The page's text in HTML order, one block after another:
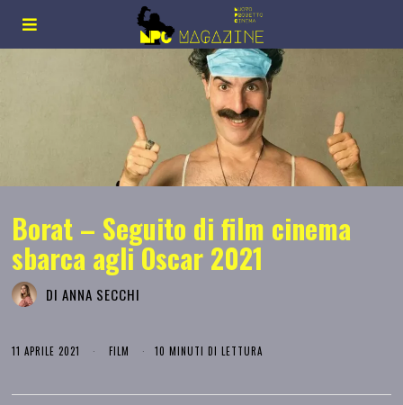
Borat – Seguito di film cinema
sbarca agli Oscar 2021
DIANNA SECCHI
11 APRILE 2021 FILM 10 MINUTI DI LETTURA